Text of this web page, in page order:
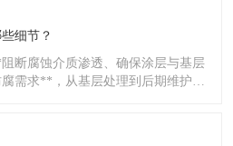
细节？
断腐蚀介质渗透、确保涂层与基层
需求**，从基层处理到后期维护，